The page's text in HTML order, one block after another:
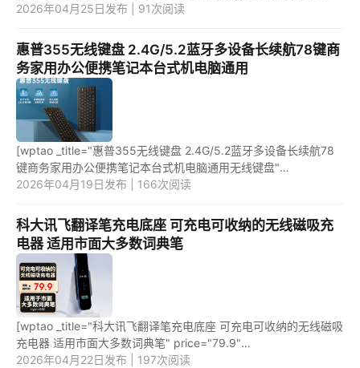
price="6299" url="https://item.jd.com/100067139590.html"
2026年04月25日发布 | 91次阅读
惠普355无线键盘 2.4G/5.2蓝牙多设备长续航78键商
务家用办公便携笔记本台式机电脑通用
[wptao _title="惠普355无线键盘 2.4G/5.2蓝牙多设备长续航78
键商务家用办公便携笔记本台式机电脑通用无线键盘"
price="159" url="https://item.jd.com/100045017984.html"
2026年04月19日发布 | 166次阅读
科大讯飞翻译笔充电底座 可充电可收纳的无线磁吸充
电器 适用市面大多数词典笔
[wptao _title="科大讯飞翻译笔充电底座 可充电可收纳的无线磁吸
充电器 适用市面大多数词典笔" price="79.9"
url="https://item.jd.com/100061453790.html"
2026年04月22日发布 | 197次阅读